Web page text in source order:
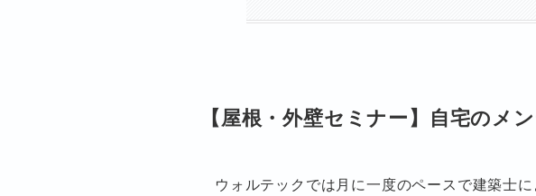
【屋根・外壁セミナー】自宅のメ
ウォルテックでは月に一度のペースで建築士